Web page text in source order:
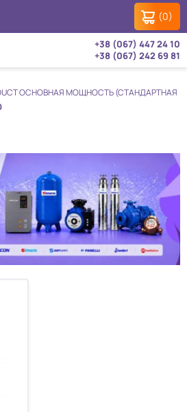
(0)
+38 (067) 447 24 10
+38 (067) 242 69 81
ОСНОВНАЯ МОЩНОСТЬ (СТАНДАРТНАЯ